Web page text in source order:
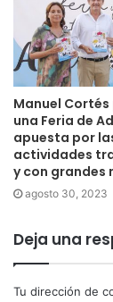
Manuel
una Feria de
apuesta por
actividades
y con grandes
agosto 30, 2023
Deja una
Tu dirección de